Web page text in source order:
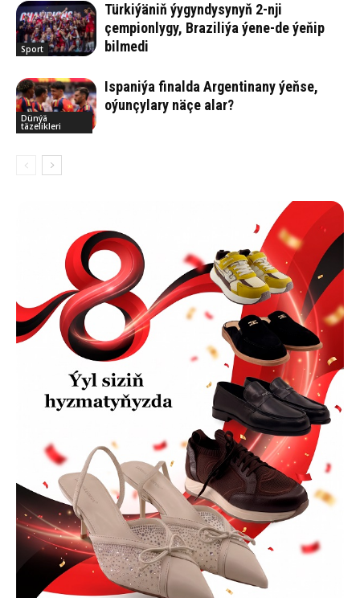
Sport
Türkiýäniň ýygyndysynyň 2-nji
çempionlygy, Braziliýa ýene-de ýeňip
bilmedi
Dünýä
täzelikleri
Ispaniýa finalda Argentinany ýeňse,
oýunçylary näçe alar?